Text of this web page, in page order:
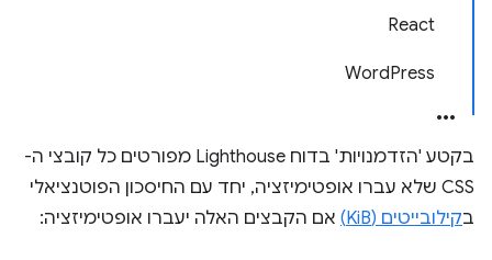
React
WordPress
בקטע 'הזדמנויות' בדוח Lighthouse מפורטים כל קובצי ה-
CSS שלא עברו אופטימיזציה, יחד עם החיסכון הפוטנציאלי
בקילובייטים (KiB) אם הקבצים האלה יעברו אופטימיזציה: